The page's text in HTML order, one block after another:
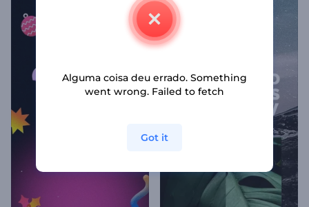
Alguma coisa deu errado. Something
went wrong. Failed to fetch
Got it